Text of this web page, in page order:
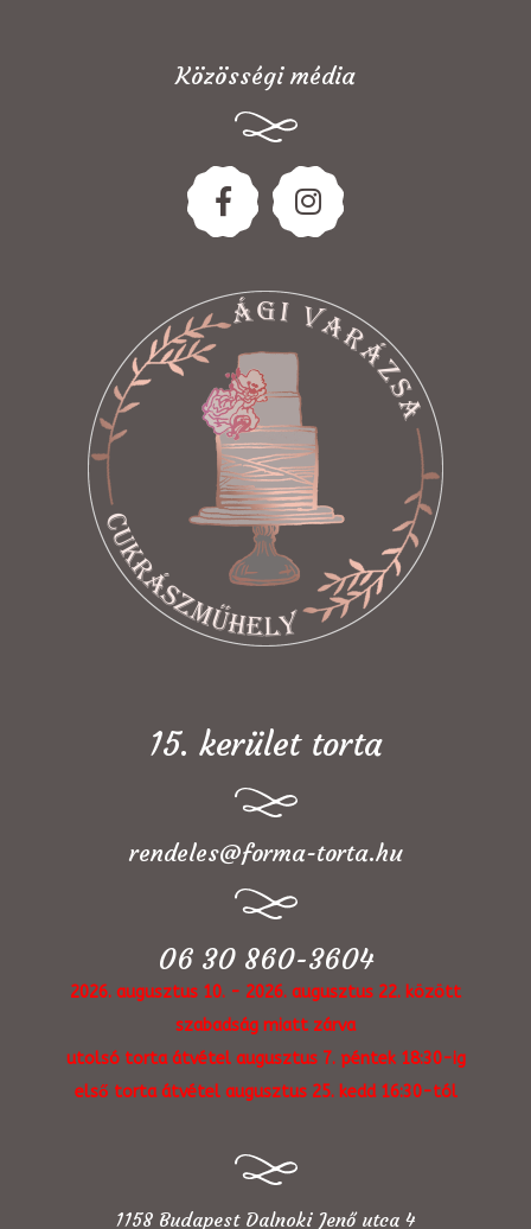
Közösségi média
15. kerület torta
rendeles@forma-torta.hu
06 30 860-3604
2026. augusztus 10. - 2026. augusztus 22. között
szabadság miatt zárva
utolsó torta átvétel augusztus 7. péntek 18:30-ig
első torta átvétel augusztus 25. kedd 16:30-tól
1158 Budapest Dalnoki Jenő utca 4